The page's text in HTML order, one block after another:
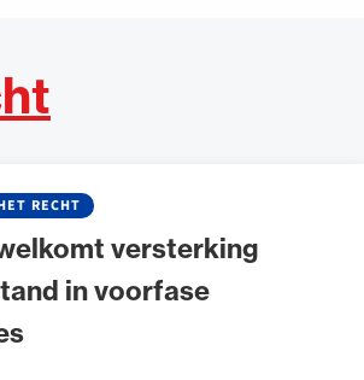
versterking
in voorfase
RECHT